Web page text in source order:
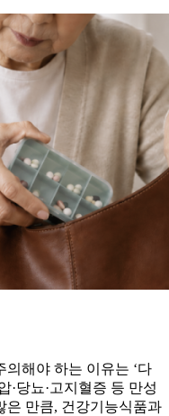
해야 하는 이유는 ‘다
·당뇨·고지혈증 등 만성
은 만큼, 건강기능식품과